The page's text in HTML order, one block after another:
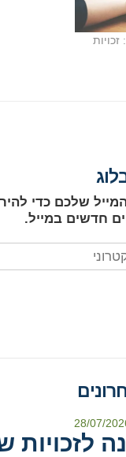
שלכם כדי
חדשים במייל.
28/07/